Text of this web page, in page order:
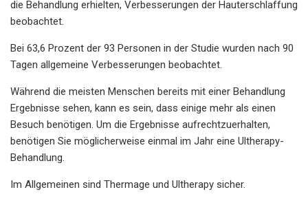
die Behandlung erhielten, Verbesserungen der Hauterschlaffung
beobachtet.
Bei 63,6 Prozent der 93 Personen in der Studie wurden nach 90
Tagen allgemeine Verbesserungen beobachtet.
Während die meisten Menschen bereits mit einer Behandlung
Ergebnisse sehen, kann es sein, dass einige mehr als einen
Besuch benötigen. Um die Ergebnisse aufrechtzuerhalten,
benötigen Sie möglicherweise einmal im Jahr eine Ultherapy-
Behandlung.
Im Allgemeinen sind Thermage und Ultherapy sicher.